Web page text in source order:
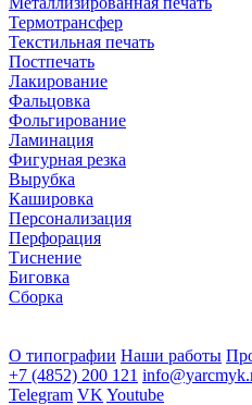
Термотрансфер
Текстильная печать
Постпечать
Лакирование
Фальцовка
Фольгирование
Ламинация
Фигурная резка
Вырубка
Кашировка
Персонализация
Перфорация
Тиснение
Биговка
Сборка
О типографии Наши работы
+7 (4852) 200 121
Telegram VK Youtube